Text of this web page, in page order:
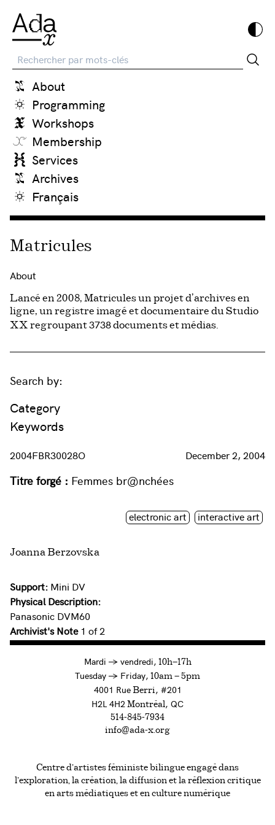
Recherche
About
Programming
Workshops
Membership
Services
Archives
Français
Matricules
About
Lancé en 2008, Matricules un projet d’archives en
ligne, un registre imagé et documentaire du Studio
XX regroupant3738documents et médias.
Search by:
Category
Keywords
2004FBR30028O December 2, 2004
Titre forgé : Femmes br@nchées
electronic art interactive art
Joanna Berzovska
Support: Mini DV
Physical Description:
Panasonic DVM60
Archivist's Note1 of 2
Mardi →à
vendredi, 10h—17h
Tuesday →toFriday, 10am — 5pm
4001 RueBerri, #201
H2L 4H2 Montréal, QC
514-845-7934
info@ada-x.org
Centre d’artistes féministe bilingue engagé dans
l’exploration, la création, la diffusion et la réflexion critique
en arts médiatiques et en culture numérique